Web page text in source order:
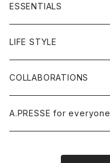
ESSENTIALS
LIFE STYLE
COLLABORATIONS
A.PRESSE for everyone